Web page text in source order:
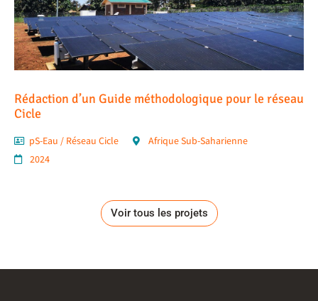
Rédaction d’un Guide méthodologique pour le réseau
Cicle
pS-Eau / Réseau Cicle
Afrique Sub-Saharienne
2024
Voir tous les projets